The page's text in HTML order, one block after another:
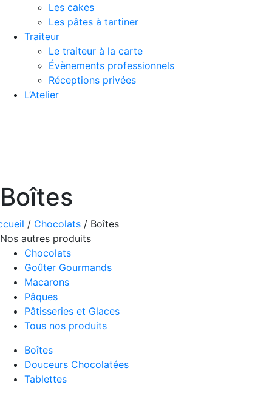
Les cakes
Les pâtes à tartiner
Traiteur
Le traiteur à la carte
Évènements professionnels
Réceptions privées
L’Atelier
Boîtes
/ Chocolats / Boîtes
Nos autres produits
Chocolats
Goûter Gourmands
Macarons
Pâques
Pâtisseries et Glaces
Tous nos produits
Boîtes
Douceurs Chocolatées
Tablettes